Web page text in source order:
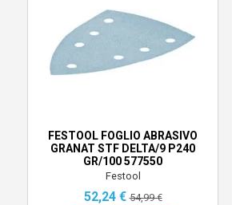
FESTOOL FOGLIO ABRASIVO
GRANAT STF DELTA/9 P240
GR/100 577550
Festool
52,24 €54,99 €